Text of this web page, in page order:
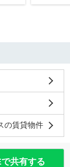
の賃貸物件
共有する